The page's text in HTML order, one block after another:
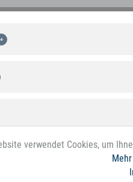
verwendet Cookies, um